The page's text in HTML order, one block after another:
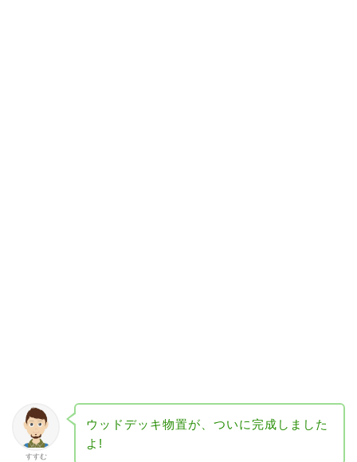
すすむ
ウッドデッキ物置が、ついに完成しました
よ!